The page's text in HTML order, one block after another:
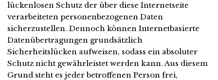
lückenlosen Schutz der über diese Internetseite
verarbeiteten personenbezogenen Daten
sicherzustellen. Dennoch können Internetbasierte
Datenübertragungen grundsätzlich
Sicherheitslücken aufweisen, sodass ein absoluter
Schutz nicht gewährleistet werden kann. Aus diesem
Grund steht es jeder betroffenen Person frei,